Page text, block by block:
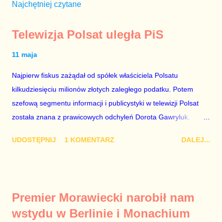
Najchętniej czytane
Telewizja Polsat uległa PiS
11 maja
Najpierw fiskus zażądał od spółek właściciela Polsatu
kilkudziesięciu milionów złotych zaległego podatku. Potem
szefową segmentu informacji i publicystyki w telewizji Polsat
została znana z prawicowych odchyleń Dorota Gawryluk.
marionetka partii rządzącej, żona agenta SB, który jest obecnie
tylko tam, gdzie nie ma trudnych pytań. Taki obrót spraw
przyjmuję ze smutkiem. Właściciela Polsatu – Zygmunta
UDOSTĘPNIJ 1 KOMENTARZ DALEJ...
Premier Morawiecki narobił nam
wstydu w Berlinie i Monachium